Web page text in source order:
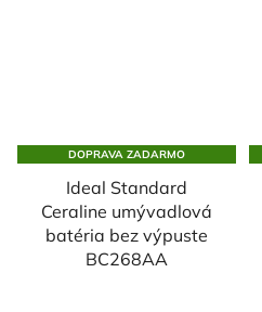
DOPRAVA ZADARMO
Ideal Standard
Ceraline umývadlová
batéria bez výpuste
BC268AA